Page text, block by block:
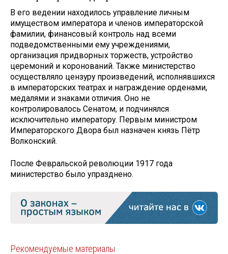
В его ведении находилось управление личным
имуществом императора и членов императорской
фамилии, финансовый контроль над всеми
подведомственными ему учреждениями,
организация придворных торжеств, устройство
церемоний и коронований. Также министерство
осуществляло цензуру произведений, исполнявшихся
в императорских театрах и награждение орденами,
медалями и знаками отличия. Оно не
контролировалось Сенатом, и подчинялся
исключительно императору. Первым министром
Императорского Двора был назначен князь Пётр
Волконский.
После Февральской революции 1917 года
министерство было упразднено.
Рекомендуемые материалы